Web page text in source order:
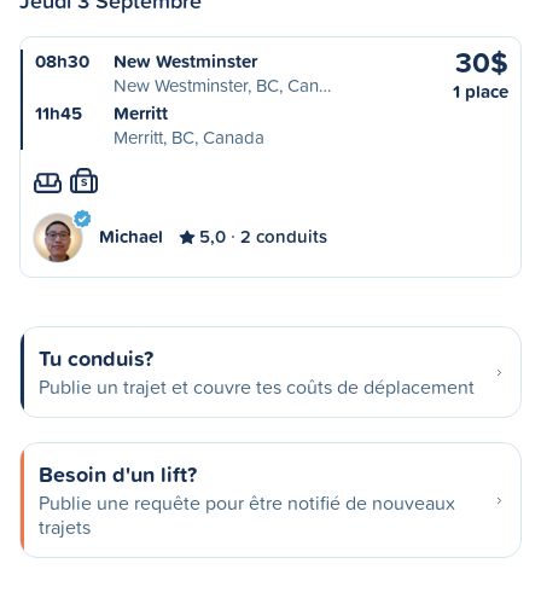
08h30
New Westminster
New Westminster, BC, Can…
11h45
Merritt
Merritt, BC, Canada
30$
1 place
S
Michael 5,0 2 conduits
Tu conduis?
Publie un trajet et couvre tes coûts de déplacement
Besoin d'un lift?
Publie une requête pour être notifié de nouveaux
trajets